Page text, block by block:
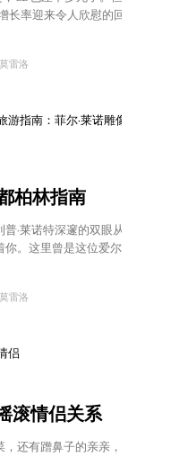
长率迎来令人欣慰的回归。
雷洛
柏林指南
·莱诺特深邃的双眼从城市
。这里曾是这位爱尔兰主唱
雷洛
滚情侣关系
还有蹭鼻子的亲亲，所有这